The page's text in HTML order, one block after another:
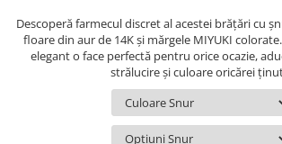
Descoperă farmecul discret al acestei brățări cu
floare din aur de 14K și mărgele MIYUKI
elegant o face perfectă pentru orice ocazie,
strălucire și culoare oricărei